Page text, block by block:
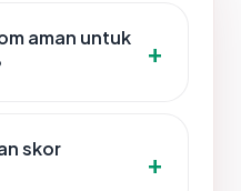
aman untuk
skor